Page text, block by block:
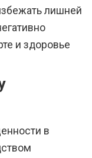
лишней
и здоровье
в